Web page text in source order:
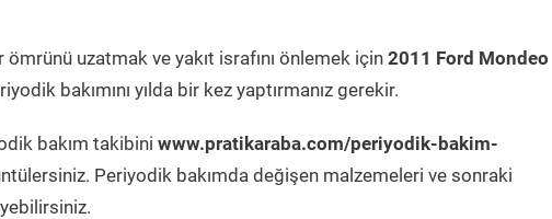
uzatmak ve yakıt israfını önlemek için 2011 Ford Mondeo
bakımını yılda bir kez yaptırmanız gerekir.
bakım takibini www.pratikaraba.com/periyodik-bakim-
Periyodik bakımda değişen malzemeleri ve sonraki